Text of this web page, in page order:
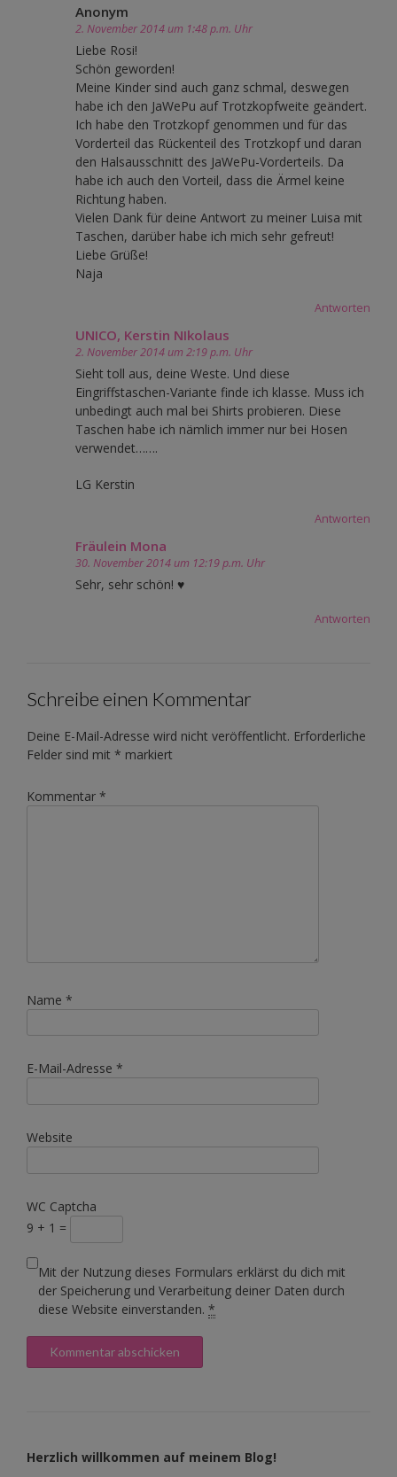
Anonym
2. November 2014 um 1:48 p.m. Uhr
Liebe Rosi!
Schön geworden!
Meine Kinder sind auch ganz schmal, deswegen
habe ich den JaWePu auf Trotzkopfweite geändert.
Ich habe den Trotzkopf genommen und für das
Vorderteil das Rückenteil des Trotzkopf und daran
den Halsausschnitt des JaWePu-Vorderteils. Da
habe ich auch den Vorteil, dass die Ärmel keine
Richtung haben.
Vielen Dank für deine Antwort zu meiner Luisa mit
Taschen, darüber habe ich mich sehr gefreut!
Liebe Grüße!
Naja
Antworten
UNICO, Kerstin NIkolaus
2. November 2014 um 2:19 p.m. Uhr
Sieht toll aus, deine Weste. Und diese
Eingriffstaschen-Variante finde ich klasse. Muss ich
unbedingt auch mal bei Shirts probieren. Diese
Taschen habe ich nämlich immer nur bei Hosen
verwendet…….
LG Kerstin
Antworten
Fräulein Mona
30. November 2014 um 12:19 p.m. Uhr
Sehr, sehr schön! ♥
Antworten
Schreibe einen Kommentar
Deine E-Mail-Adresse wird nicht veröffentlicht. Erforderliche
Felder sind mit * markiert
Kommentar *
Name *
E-Mail-Adresse *
Website
WC Captcha
9 + 1 =
Mit der Nutzung dieses Formulars erklärst du dich mit
der Speicherung und Verarbeitung deiner Daten durch
diese Website einverstanden. *
Herzlich willkommen auf meinem Blog!